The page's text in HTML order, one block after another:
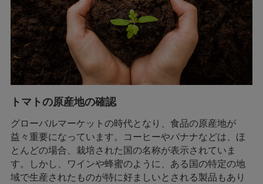
トマトの原産地の確認
グローバルマーケットの時代となり、食品の原産地が
益々重要になっています。コーヒーやバナナなどは、ほ
とんどの場合、栽培された国の名称が表示されていま
す。しかし、ワインや蜂蜜のように、ある国の特定の地
域で生産されたものが特に好ましいとされる製品もあり